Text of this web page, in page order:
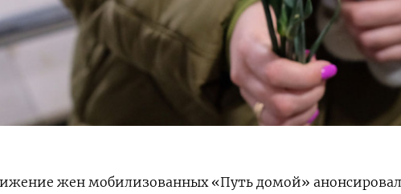
жен мобилизованных «Путь домой»